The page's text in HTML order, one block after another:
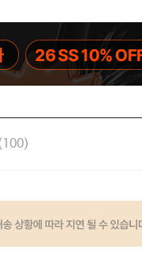
100)